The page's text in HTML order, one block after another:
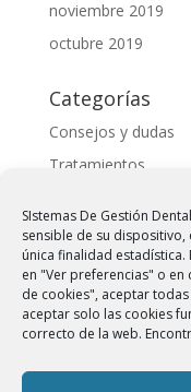
SIstemas De Gestión
sensible de su
única finalidad
en "Ver preferencias" o
de cookies", aceptar
aceptar solo las cookies
correcto de la web.
noviembre 2019
octubre 2019
Categorías
Consejos y dudas
Tratamientos
Meta
Acceder
Feed de entradas
Feed de